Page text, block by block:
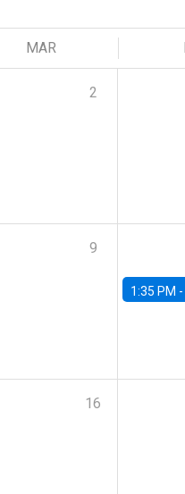
MAR
2
9
1:35 PM -
16